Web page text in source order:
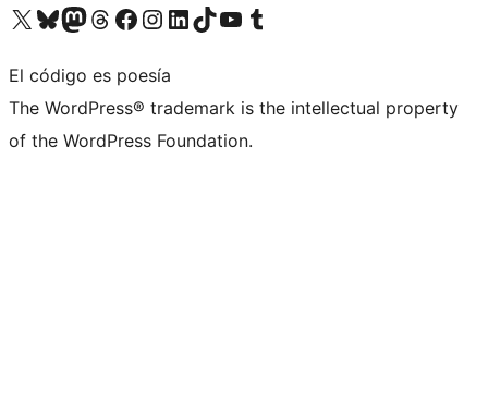
Visita nuestra cuenta de X (anteriormente Twitter)
Visita nuestra cuenta de Bluesky
Visita nuestra cuenta de Mastodon
Visita nuestra cuenta de Threads
Visita nuestra página de Facebook
Visita nuestra cuenta de Instagram
Visita nuestra cuenta de LinkedIn
Visita nuestra cuenta de TikTok
Visita nuestro canal de YouTube
Visita nuestra cuenta de Tumblr
El código es poesía
The WordPress® trademark is the intellectual property
of the WordPress Foundation.